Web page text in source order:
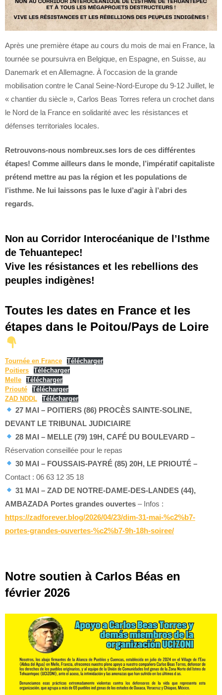
Après une première étape au cours du mois de mai en France, la
tournée se poursuivra en Belgique, en Espagne, en Suisse, au
Danemark et en Allemagne. À l’occasion de la grande
mobilisation contre le Canal Seine-Nord-Europe du 9-12 Juillet, le
« chantier du siècle », Carlos Beas Torres refera un crochet dans
le Nord de la France en solidarité avec les résistances et
défenses territoriales locales.
Retrouvons-nous nombreux.ses lors de ces différentes
étapes! Comme ailleurs dans le monde, l’impératif capitaliste
prétend mettre au pas la région et les populations de
l’isthme. Ne lui laissons pas le luxe d’agir à l’abri des
regards.
Non au Corridor Interocéanique de l’Isthme
de Tehuantepec!
Vive les résistances et les rebellions des
peuples indigènes!
Toutes les dates en France et les
étapes dans le Poitou/Pays de Loire
Tournée en France
Télécharger
Poitiers
Télécharger
Melle
Télécharger
Priouté
Télécharger
ZAD NDDL
Télécharger
27 MAI – POITIERS (86) PROCÈS SAINTE-SOLINE,
DEVANT LE TRIBUNAL JUDICIAIRE
28 MAI – MELLE (79) 19H, CAFÉ DU BOULEVARD –
Réservation conseillée pour le repas
30 MAI – FOUSSAIS-PAYRÉ (85) 20H, LE PRIOUTÉ –
Contact : 06 63 12 35 18
31 MAI – ZAD DE NOTRE-DAME-DES-LANDES (44),
AMBAZADA Portes grandes ouvertes – Infos :
https://zadforever.blog/2026/04/23/dim-31-mai-%c2%b7-
portes-grandes-ouvertes-%c2%b7-9h-18h-soiree/
Notre soutien à Carlos Béas en
février 2026